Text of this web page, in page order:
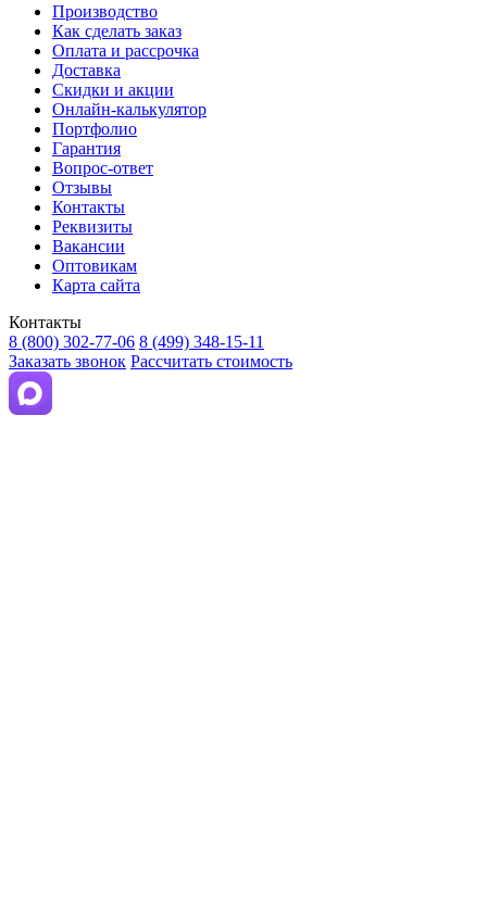
Производство
Как сделать заказ
Оплата и рассрочка
Доставка
Скидки и акции
Онлайн-калькулятор
Портфолио
Гарантия
Вопрос-ответ
Отзывы
Контакты
Реквизиты
Вакансии
Оптовикам
Карта сайта
Контакты
8 (800) 302-77-06 8 (499) 348-15-11
Заказать звонок Рассчитать стоимость